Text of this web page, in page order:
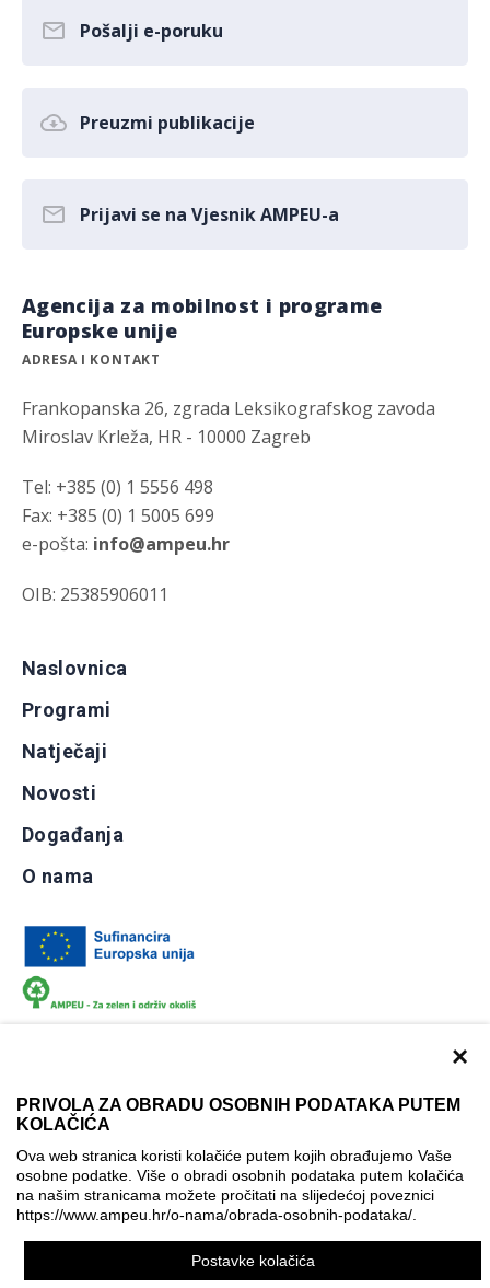
×
PRIVOLA ZA OBRADU OSOBNIH PODATAKA PUTEM
KOLAČIĆA
Ova web stranica koristi kolačiće putem kojih obrađujemo Vaše
osobne podatke. Više o obradi osobnih podataka putem kolačića
na našim stranicama možete pročitati na slijedećoj poveznici
https://www.ampeu.hr/o-nama/obrada-osobnih-podataka/
Postavke kolačića
Pošalji e-poruku
Preuzmi publikacije
Prijavi se na Vjesnik AMPEU-a
Agencija za mobilnost i programe
Europske unije
ADRESA I KONTAKT
Frankopanska 26, zgrada Leksikografskog zavoda
Miroslav Krleža, HR - 10000 Zagreb
Tel: +385 (0) 1 5556 498
Fax: +385 (0) 1 5005 699
e-pošta: info@ampeu.hr
OIB: 25385906011
Naslovnica
Programi
Natječaji
Novosti
Događanja
O nama
Izjava o pristupačnosti
Politika korištenja kolačića
Postavke kolačića
Ova mrežna stranica je ostvarena uz financijsku potporu